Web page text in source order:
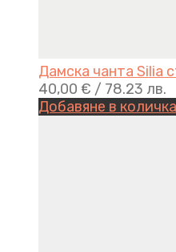
Дамска чанта Silia
40,00 € / 78.23 лв.
Добавяне в